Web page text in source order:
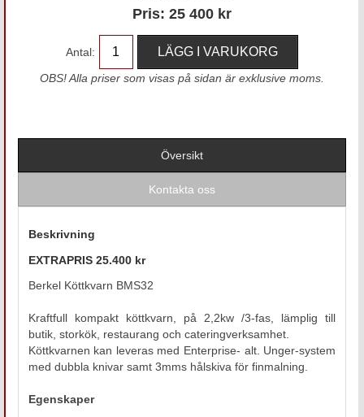
Pris: 25 400 kr
Antal:
OBS! Alla priser som visas på sidan är exklusive moms.
Översikt
Kontakta oss
Beskrivning
EXTRAPRIS 25.400 kr
Berkel Köttkvarn BMS32
Kraftfull kompakt köttkvarn, på 2,2kw /3-fas, lämplig till
butik, storkök, restaurang och cateringverksamhet.
Köttkvarnen kan leveras med Enterprise- alt. Unger-system
med dubbla knivar samt 3mms hålskiva för finmalning.
Egenskaper